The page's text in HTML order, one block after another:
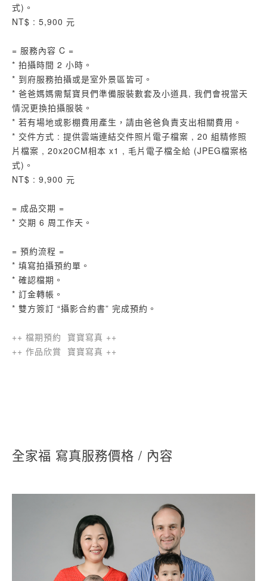
式)。
NT$ : 5,900 元
= 服務內容 C =
* 拍攝時間 2 小時。
* 到府服務拍攝或是室外景區皆可。
* 爸爸媽媽需幫寶貝們準備服裝數套及小道具, 我們會視當天
情況更換拍攝服裝。
* 若有場地或影棚費用產生，請由爸爸負責支出相關費用。
* 交件方式 : 提供雲端連結交件照片電子檔案 , 20 組精修照
片檔案 , 20x20CM相本 x1 , 毛片電子檔全給 (JPEG檔案格
式)。
NT$ : 9,900 元
= 成品交期 =
* 交期 6 周工作天。
= 預約流程 =
* 填寫拍攝預約單。
* 確認檔期。
* 訂金轉帳。
* 雙方簽訂 “攝影合約書” 完成預約。
++ 檔期預約 寶寶寫真 ++
++ 作品欣賞 寶寶寫真 ++
全家福 寫真服務價格 / 內容